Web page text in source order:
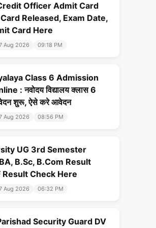
Officer Admit Card
Released, Exam Date,
Card Here
Aug 2026 09:18 PM
Class 6 Admission
: नवोदय विद्यालय क्लास 6
शुरू, ऐसे करे आवेदन
Aug 2026 08:56 PM
UG 3rd Semester
B.Sc, B.Com Result
Result Check Here
Aug 2026 06:32 PM
Security Guard DV